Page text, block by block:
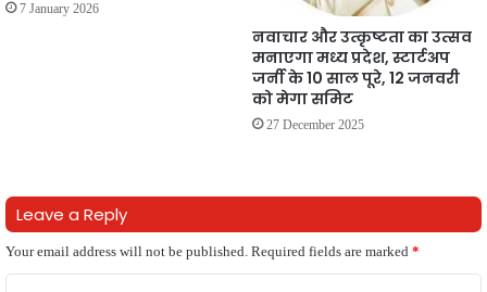
7 January 2026
नवाचार और उत्कृष्टता का उत्सव
मनाएगा मध्य प्रदेश, स्टार्टअप
जर्नी के 10 साल पूरे, 12 जनवरी
को मेगा समिट
27 December 2025
Leave a Reply
Your email address will not be published. Required fields are marked *